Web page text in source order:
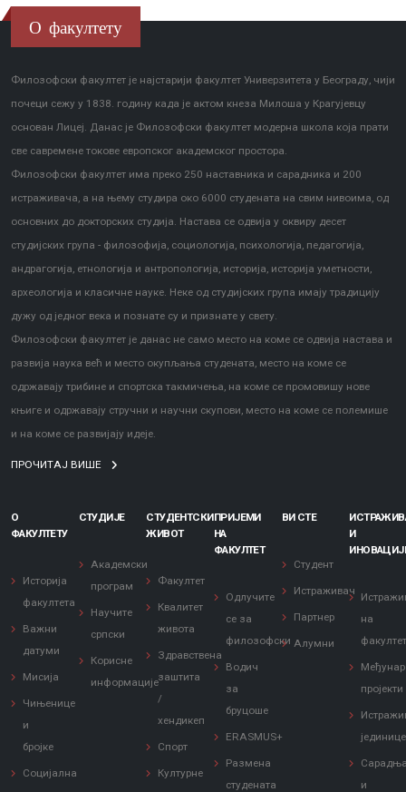
О факултету
Филозофски факултет је најстарији факултет Универзитета у Београду, чији
почеци сежу у 1838. годину када је актом кнеза Милоша у Крагујевцу
основан Лицеј. Данас је Филозофски факултет модерна школа која прати
све савремене токове европског академског простора.
Филозофски факултет има преко 250 наставника и сарадника и 200
истраживача, а на њему студира око 6000 студената на свим нивоима, од
основних до докторских студија. Настава се одвија у оквиру десет
студијских група - филозофија, социологија, психологија, педагогија,
андрагогија, етнологија и антропологија, историја, историја уметности,
археологија и класичне науке. Неке од студијских група имају традицију
дужу од једног века и познате су и признате у свету.
Филозофски факултет је данас не само место на коме се одвија настава и
развија наука већ и место окупљања студената, место на коме се
одржавају трибине и спортска такмичења, на коме се промовишу нове
књиге и одржавају стручни и научни скупови, место на коме се полемише
и на коме се развијају идеје.
ПРОЧИТАЈ ВИШЕ
О
ФАКУЛТЕТУ
Историја
факултета
Важни
датуми
Мисија
Чињенице
и
бројке
Социјална
СТУДИЈЕ
Академски
програм
Научите
српски
Корисне
информације
СТУДЕНТСКИ
ЖИВОТ
Факултет
Квалитет
живота
Здравствена
заштита
/
хендикеп
Спорт
Културне
ПРИЈЕМИ
НА
ФАКУЛТЕТ
Одлучите
се за
филозофски
Водич
за
бруцоше
ERASMUS+
Размена
студената
ВИ СТЕ
Студент
Истраживач
Партнер
Алумни
И
на
пројекти
јединице
и